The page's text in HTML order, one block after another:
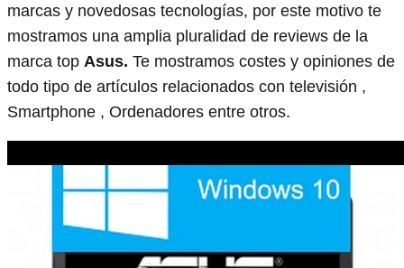
marcas y novedosas tecnologías, por este motivo te
mostramos una amplia pluralidad de reviews de la
marca top Asus. Te mostramos costes y opiniones de
todo tipo de artículos relacionados con televisión ,
Smartphone , Ordenadores entre otros.